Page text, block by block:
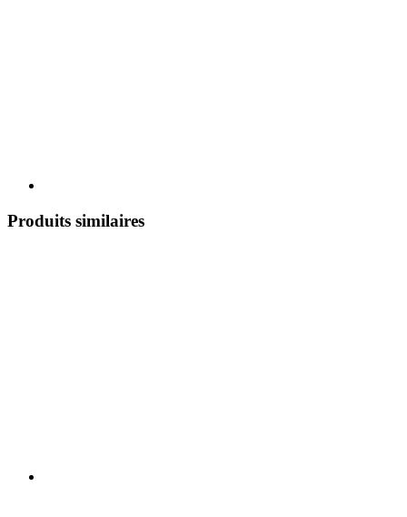
Produits similaires